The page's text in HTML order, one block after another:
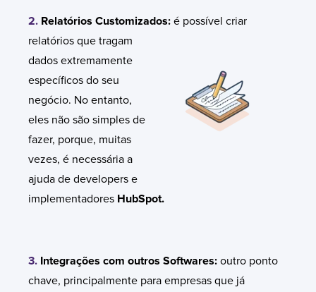
2. Relatórios Customizados: é possível criar
relatórios que tragam
dados extremamente
específicos do seu
negócio. No entanto,
eles não são simples de
fazer, porque, muitas
vezes, é necessária a
ajuda de developers e
implementadores HubSpot.
3. Integrações com outros Softwares: outro ponto
chave, principalmente para empresas que já